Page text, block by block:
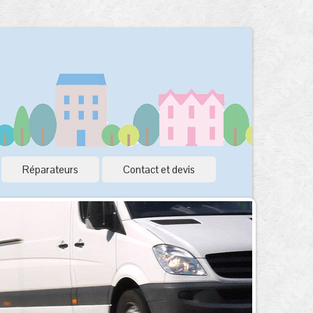
Réparateurs Contact et devis